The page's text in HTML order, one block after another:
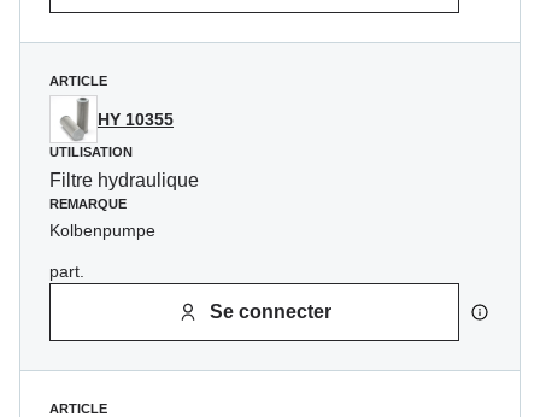
ARTICLE
HY 10355
UTILISATION
Filtre hydraulique
REMARQUE
Kolbenpumpe
part.
Se connecter
ARTICLE